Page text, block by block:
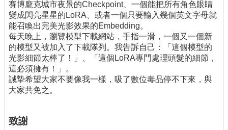
賽博龐克城市夜景的Checkpoint、一個能把所有角色眼睛
變成閃亮星星的LoRA、或者一個只要輸入幾個英文字母就
能召喚出完美光影效果的Embedding。
每天晚上，瀏覽模型下載網站，手指一滑，一個又一個新
的模型又被加入了下載隊列。我告訴自己：「這個模型的
光影細節太棒了！」、「這個LoRA專門處理頭髮的細節，
這必須擁有！」。
誠摯希望大家不要像我一樣，吸了數位毒品停不下來，與
大家共免之。
致謝